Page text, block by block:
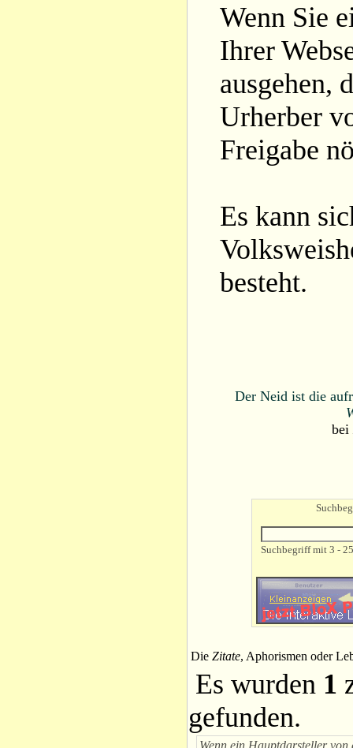
Wenn Sie
Ihrer
ausgehen,
Urherber
Freigabe
Es kann
besteht.
Der Neid ist die
bei
Suchbegriff mit 3 -
Die Zitate, Aphorismen oder
Es wurden 1
gefunden.
Wenn ein Hauptdarsteller von